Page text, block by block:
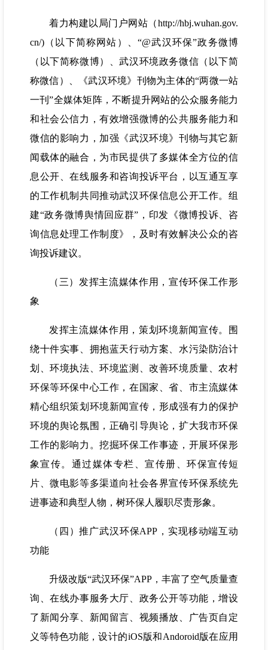
着力构建以局门户网站（http://hbj.wuhan.gov.
cn/)（以下简称网站）、“@武汉环保”政务微博
（以下简称微博）、武汉环境政务微信（以下简
称微信）、《武汉环境》刊物为主体的“两微一站
一刊”全媒体矩阵，不断提升网站的公众服务能力
和社会公信力，有效增强微博的公共服务能力和
微信的影响力，加强《武汉环境》刊物与其它新
闻载体的融合，为市民提供了多媒体全方位的信
息公开、在线服务和咨询投诉平台，以互通互享
的工作机制共同推动武汉环保信息公开工作。组
建“政务微博舆情回应群”，印发《微博投诉、咨
询信息处理工作制度》，及时有效解决公众的咨
询投诉建议。
（三）发挥主流媒体作用，宣传环保工作形
象
发挥主流媒体作用，策划环境新闻宣传。围
绕十件实事、拥抱蓝天行动方案、水污染防治计
划、环境执法、环境监测、改善环境质量、农村
环保等环保中心工作，在国家、省、市主流媒体
精心组织策划环境新闻宣传，形成强有力的保护
环境的舆论氛围，正确引导舆论，扩大我市环保
工作的影响力。挖掘环保工作事迹，开展环保形
象宣传。通过媒体专栏、宣传册、环保宣传短
片、微电影等多渠道向社会各界宣传环保系统先
进事迹和典型人物，树环保人履职尽责形象。
（四）推广武汉环保APP，实现移动端互动
功能
升级改版“武汉环保”APP，丰富了空气质量查
询、在线办事服务大厅、政务公开等功能，增设
了新闻分享、新闻留言、视频播放、广告页自定
义等特色功能，设计的iOS版和Andoroid版在应用